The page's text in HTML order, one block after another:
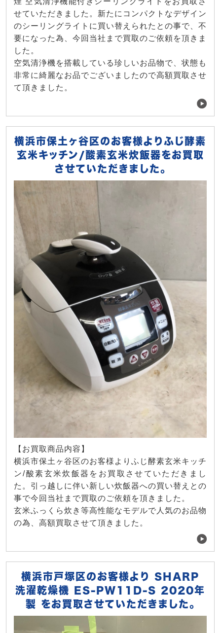
せていただきました。新たにコンパクトなデザイン
のシーリングライトに買い替えられたとの事で、不
要になった為、今回当社まで買取のご依頼を頂きま
した。
空気清浄機を搭載している珍しいお品物で、状態も
非常に綺麗なお品でございましたので高額買取させ
て頂きました。
横浜市保土ヶ谷区のお客様よりふじ酵素
玄米キッチン/酸素玄米炊飯器をお買取
させていただきました。
【お買取商品内容】
横浜市保土ヶ谷区のお客様よりふじ酵素玄米キッチ
ン/酸素玄米炊飯器をお買取させていただきまし
た。引っ越しに伴い新しい炊飯器への買い替えとの
事で今回当社まで買取のご依頼を頂きました。
玄米ふっくら炊き等高性能なモデルで人気のお品物
の為、高額買取させて頂きました。
横浜市戸塚区のお客様より SHARP
洗濯乾燥機 ES-PW11D-S 2020年
製 をお買取させていただきました。